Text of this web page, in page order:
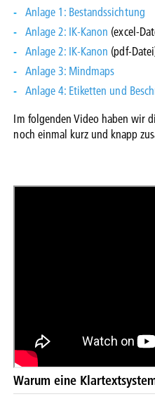
Anlage 1: Bestandssichtung
Anlage 2: IK-Kanon (excel-
Anlage 2: IK-Kanon (pdf-
Anlage 3: Mindmaps
Anlage 4: Etiketten und
Im folgenden Video haben wir
noch einmal kurz und knapp
Warum eine